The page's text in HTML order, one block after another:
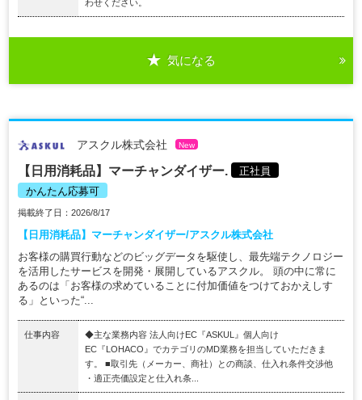
わせください。
気になる
アスクル株式会社 New
【日用消耗品】マーチャンダイザー.
正社員
かんたん応募可
掲載終了日：2026/8/17
【日用消耗品】マーチャンダイザー/アスクル株式会社
お客様の購買行動などのビッグデータを駆使し、最先端テクノロジー
を活用したサービスを開発・展開しているアスクル。 頭の中に常に
あるのは「お客様の求めていることに付加価値をつけておかえしす
る」といった“...
仕事内容
◆主な業務内容 法人向けEC『ASKUL』個人向け
EC『LOHACO』でカテゴリのMD業務を担当していただきま
す。 ■取引先（メーカー、商社）との商談、仕入れ条件交渉他
・適正売価設定と仕入れ条...